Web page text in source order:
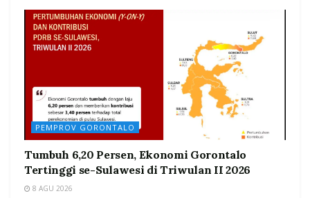
PEMPROV GORONTALO
Tumbuh 6,20 Persen, Ekonomi Gorontalo
Tertinggi se-Sulawesi di Triwulan II 2026
8 AGU 2026